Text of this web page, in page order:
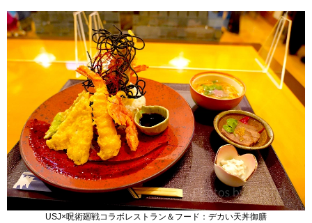
USJ×呪術廻戦コラボレストラン＆フード：デカい天丼御膳